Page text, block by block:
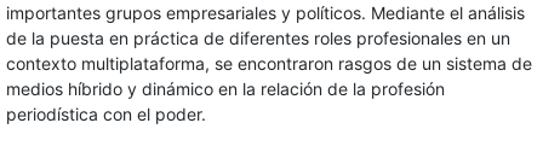
importantes grupos empresariales y políticos. Mediante el análisis
de la puesta en práctica de diferentes roles profesionales en un
contexto multiplataforma, se encontraron rasgos de un sistema de
medios híbrido y dinámico en la relación de la profesión
periodística con el poder.